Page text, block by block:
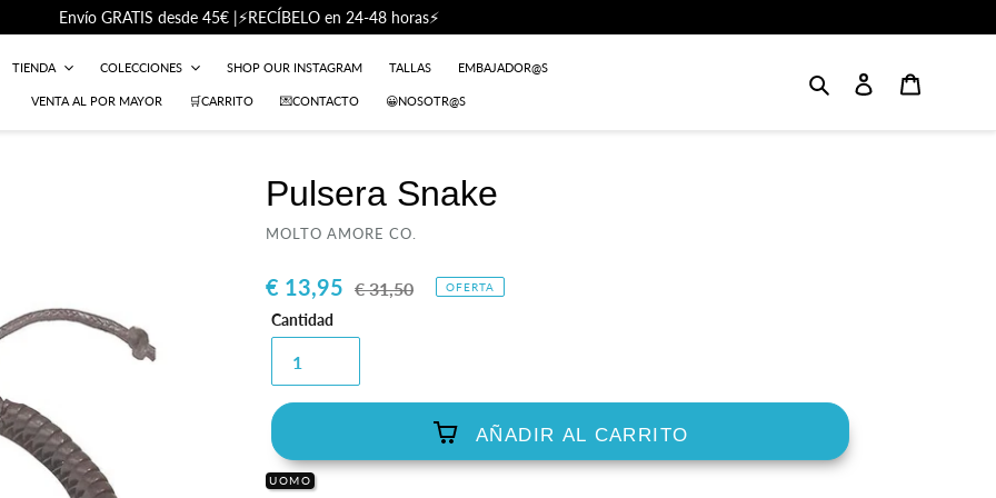
Envío GRATIS desde 45€ |⚡RECÍBELO en 24-48 horas⚡
TIENDA COLECCIONES SHOP OUR INSTAGRAM TALLAS EMBAJADOR@S
VENTA AL POR MAYOR 🛒CARRITO 💌CONTACTO 😀NOSOTR@S
Buscar Login
Pulsera Snake
PROVEEDOR
MOLTO AMORE CO.
Precio
de
venta
€ 13,95 Precio
€ 31,50 OFERTA
Cantidad
AÑADIR AL CARRITO
UOMO